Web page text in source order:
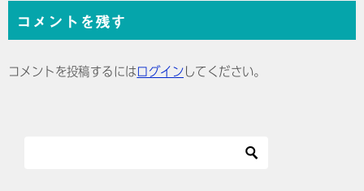
ビ
コメントを残す
コメントを投稿するにはログインしてください。